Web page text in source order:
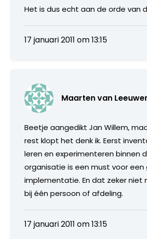
Het is dus echt aan de orde van
17 januari 2011 om 13:15
Maarten van
Beetje aangedikt Jan Willem,
rest klopt het denk ik. Eerst
leren en experimenteren binnen
organisatie is een must voor een
implementatie. En dat zeker niet
bij één persoon of afdeling.
17 januari 2011 om 13:15